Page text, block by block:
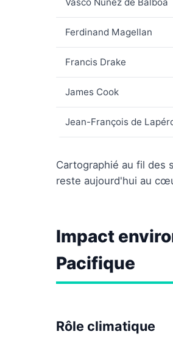
Ferdinand Magellan
Francis Drake
James Cook
Jean-François de
Cartographié au fil des
reste aujourd'hui au
Impact
Pacifique
Rôle climatique